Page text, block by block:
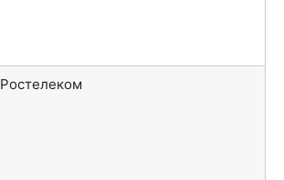
Ростелеком